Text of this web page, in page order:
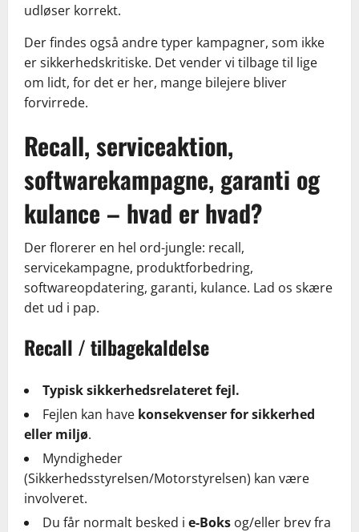
udløser korrekt.
Der findes også andre typer kampagner, som ikke
er sikkerhedskritiske. Det vender vi tilbage til lige
om lidt, for det er her, mange bilejere bliver
forvirrede.
Recall, serviceaktion,
softwarekampagne, garanti og
kulance – hvad er hvad?
Der florerer en hel ord-jungle: recall,
servicekampagne, produktforbedring,
softwareopdatering, garanti, kulance. Lad os skære
det ud i pap.
Recall / tilbagekaldelse
Typisk sikkerhedsrelateret fejl.
Fejlen kan have konsekvenser for sikkerhed
eller miljø.
Myndigheder
(Sikkerhedsstyrelsen/Motorstyrelsen) kan være
involveret.
Du får normalt besked i e-Boks og/eller brev fra